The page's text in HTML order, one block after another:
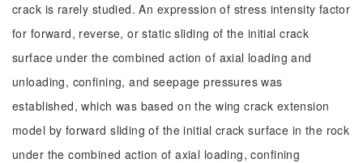
crack is rarely studied. An expression of stress intensity factor
for forward, reverse, or static sliding of the initial crack
surface under the combined action of axial loading and
unloading, confining, and seepage pressures was
established, which was based on the wing crack extension
model by forward sliding of the initial crack surface in the rock
under the combined action of axial loading, confining